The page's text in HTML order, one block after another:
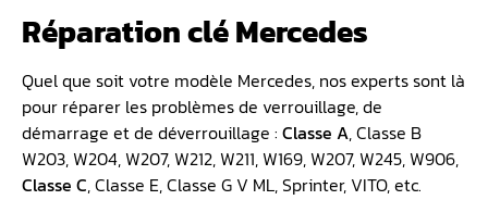
Réparation clé Mercedes
Quel que soit votre modèle Mercedes, nos experts sont là
pour réparer les problèmes de verrouillage, de
démarrage et de déverrouillage : Classe A, Classe B
W203, W204, W207, W212, W211, W169, W207, W245, W906,
Classe C, Classe E, Classe G V ML, Sprinter, VITO, etc.